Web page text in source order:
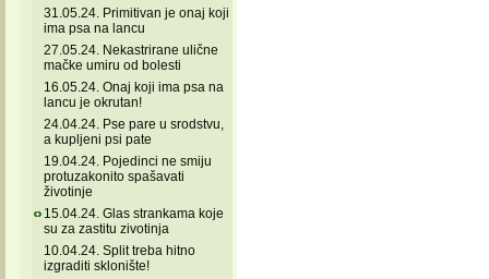
31.05.24. Primitivan je onaj koji
ima psa na lancu
27.05.24. Nekastrirane ulične
mačke umiru od bolesti
16.05.24. Onaj koji ima psa na
lancu je okrutan!
24.04.24. Pse pare u srodstvu,
a kupljeni psi pate
19.04.24. Pojedinci ne smiju
protuzakonito spašavati
životinje
15.04.24. Glas strankama koje
su za zastitu zivotinja
10.04.24. Split treba hitno
izgraditi sklonište!